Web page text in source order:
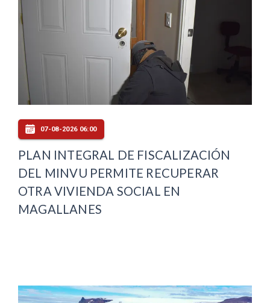
07-08-2026 06:00
PLAN INTEGRAL DE FISCALIZACIÓN
DEL MINVU PERMITE RECUPERAR
OTRA VIVIENDA SOCIAL EN
MAGALLANES